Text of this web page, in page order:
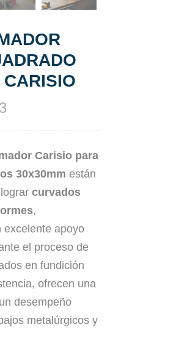
Carisio para
30x30mm están
curvados
,
excelente apoyo
el proceso de
en fundición
ofrecen una
desempeño
metalúrgicos y